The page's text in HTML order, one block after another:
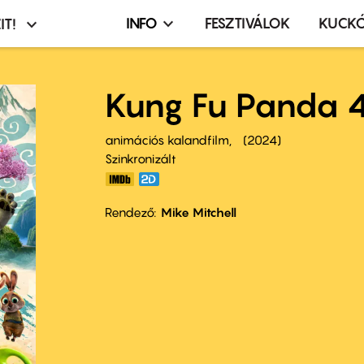
Infó,
terembérlés
menü
INFO FESZTIVÁLOK
Kung Fu Panda
animációs kalandfilm
2024
Szinkronizált
Rendező Mike Mitchell